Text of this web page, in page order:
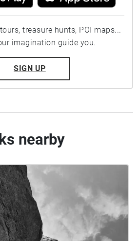
treasure hunts, POI maps...
imagination guide you.
SIGN UP
nearby